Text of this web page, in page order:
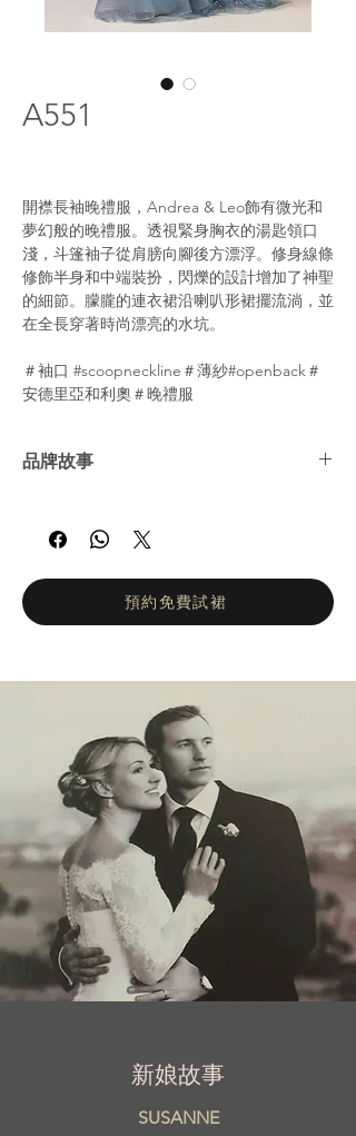
A551
開襟長袖晚禮服，Andrea & Leo飾有微光和
夢幻般的晚禮服。透視緊身胸衣的湯匙領口
淺，斗篷袖子從肩膀向腳後方漂浮。修身線條
修飾半身和中端裝扮，閃爍的設計增加了神聖
的細節。朦朧的連衣裙沿喇叭形裙擺流淌，並
在全長穿著時尚漂亮的水坑。
＃袖口 #scoopneckline＃薄紗#openback＃
安德里亞和利奧＃晚禮服
品牌故事
牌，其特色是別緻的晚禮服和精緻的細節。
Andrea＆Leo以實惠的價格提供現代，耳目一
晚裝出席特殊場合，例如節慶晚會，婚禮，舞
會，雞尾酒會和紅地毯活動。
預約免費試裙
新娘故事
SUSANNE